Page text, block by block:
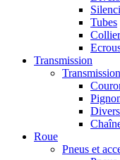
Tubes
Transmission
Transmission
Roue
Pneus et